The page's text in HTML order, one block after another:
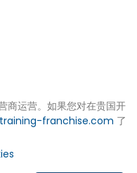
商运营。如果您对在贵国开
franchise.com 了